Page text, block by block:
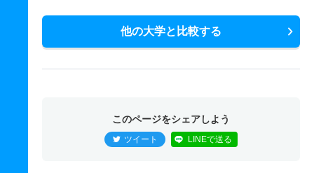
他の大学と比較する
このページをシェアしよう
ツイート LINEで送る